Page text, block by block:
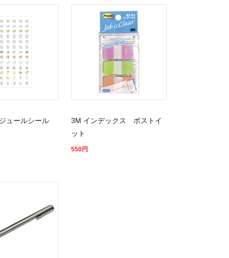
ュールシール
3M インデックス ポストイ
ット
550円